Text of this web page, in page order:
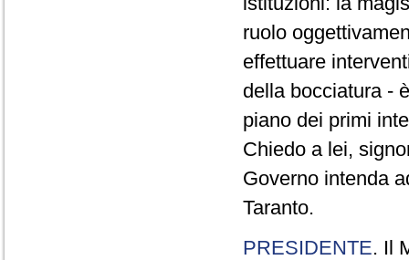
ruolo
effettuare
della bocciatura -
piano dei primi
Chiedo a lei,
Governo intenda
Taranto.
PRESIDENTE. Il